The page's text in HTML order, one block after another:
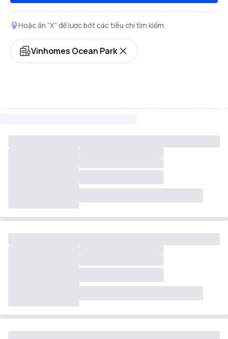
Hoặc ấn “X” để lược bớt các tiêu chí tìm kiếm
Vinhomes Ocean Park